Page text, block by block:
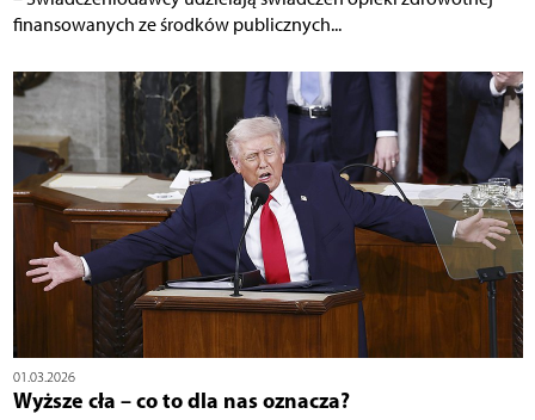
finansowanych ze środków publicznych...
01.03.2026
Wyższe cła – co to dla nas oznacza?